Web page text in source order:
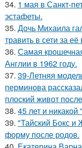
34. 1 мая в Санкт-
эстафеты.
35. Дочь Михаила
травить в сети за
36. Самая
Англии в 1962 году.
37. 39-Летняя
перминова
плоский живот
38. 45 лет и никакой
39. "Тайский Бокс
форму после родов.